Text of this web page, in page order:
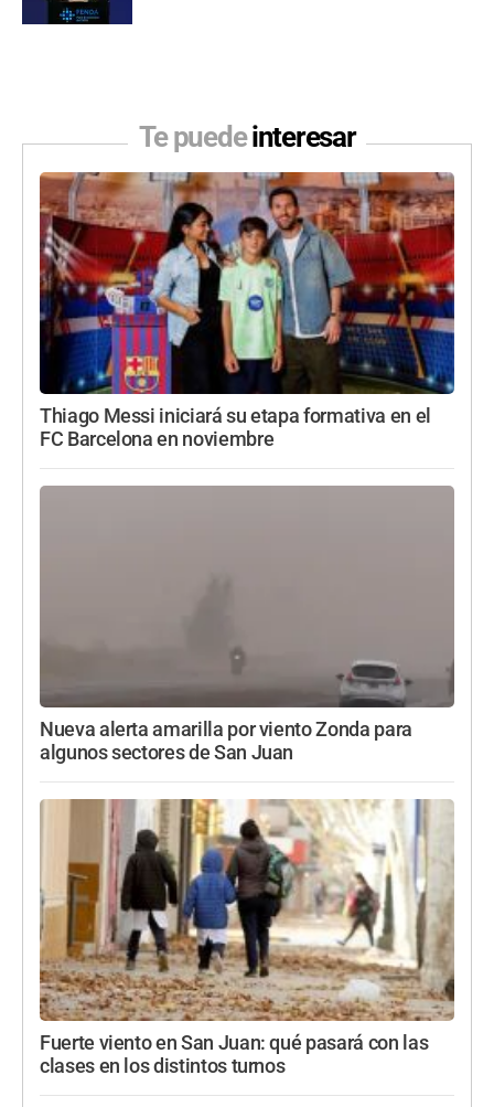
Te puedeinteresar
Thiago Messi iniciará su etapa formativa en el
FC Barcelona en noviembre
Nueva alerta amarilla por viento Zonda para
algunos sectores de San Juan
Fuerte viento en San Juan: qué pasará con las
clases en los distintos turnos